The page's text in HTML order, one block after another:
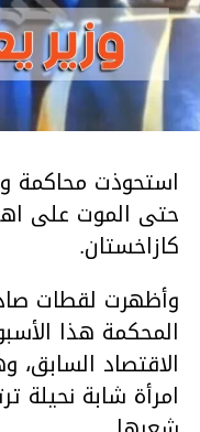
استحوذت محاكمة
حتى الموت على
كازاخستان.
وأظهرت لقطات
المحكمة هذا
الاقتصاد
امرأة شابة